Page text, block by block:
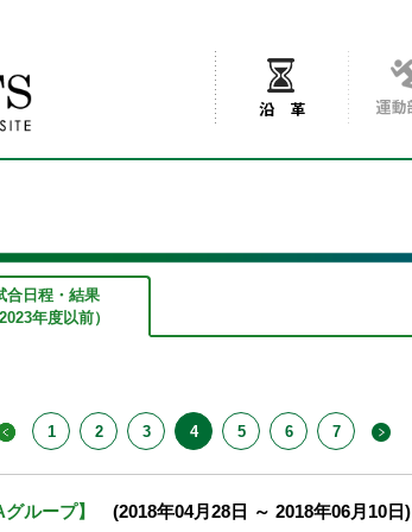
合日程・結果
2023年度以前）
1 2 3 4 5 6 7
ループ】 (2018年04月28日 ～ 2018年06月10日)